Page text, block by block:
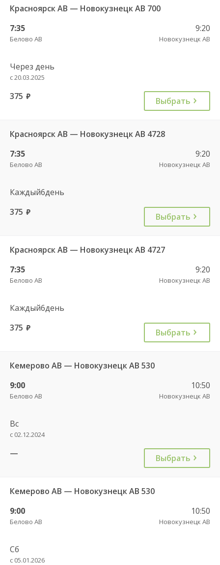
Красноярск АВ — Новокузнецк АВ 700
7:35
Белово АВ
9:20
Новокузнецк АВ
Через день
с 20.03.2025
375 руб. Выбрать
Красноярск АВ — Новокузнецк АВ 4728
7:35
Белово АВ
9:20
Новокузнецк АВ
Каждый6день
375 руб. Выбрать
Красноярск АВ — Новокузнецк АВ 4727
7:35
Белово АВ
9:20
Новокузнецк АВ
Каждый6день
375 руб. Выбрать
Кемерово АВ — Новокузнецк АВ 530
9:00
Белово АВ
10:50
Новокузнецк АВ
Вс
с 02.12.2024
— Выбрать
Кемерово АВ — Новокузнецк АВ 530
9:00
Белово АВ
10:50
Новокузнецк АВ
Сб
с 05.01.2026